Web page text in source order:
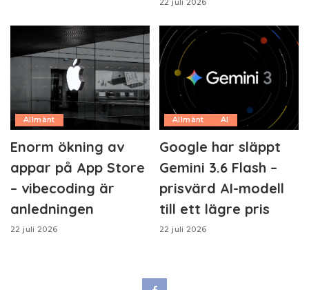
Allmänt
Enorm ökning av
appar på App Store
– vibecoding är
anledningen
22 juli 2026
Allmänt AI
Google har släppt
Gemini 3.6 Flash –
prisvärd AI-modell
till ett lägre pris
22 juli 2026